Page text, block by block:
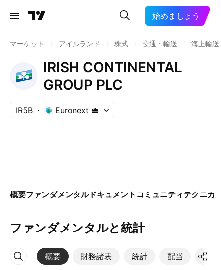
始めましょう
マーケット アイルランド 株式 交通・輸送 海上輸送
IRISH CONTINENTAL
GROUP PLC
IR5B Euronext
概要ファンダメンタルドキュメント コミュニティテクニカ
ファンダメンタルと統計
概要 財務諸表 統計 配当 決算
その他